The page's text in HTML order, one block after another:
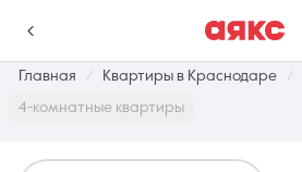
Главная Квартиры в Краснодаре
4-комнатные квартиры